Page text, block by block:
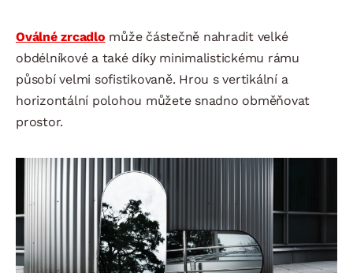
Oválné zrcadlo může částečně nahradit velké
obdélníkové a také díky minimalistickému rámu
působí velmi sofistikovaně. Hrou s vertikální a
horizontální polohou můžete snadno obměňovat
prostor.